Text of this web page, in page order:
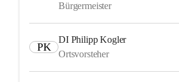
Bürgermeister
PK
DI Philipp Kogler
Ortsvorsteher